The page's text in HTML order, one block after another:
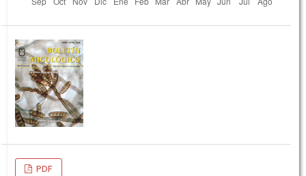
PDF